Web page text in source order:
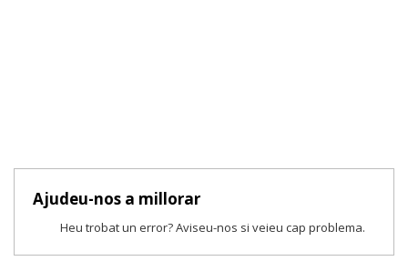
Ajudeu-nos a millorar
Heu trobat un error? Aviseu-nos si veieu cap problema.